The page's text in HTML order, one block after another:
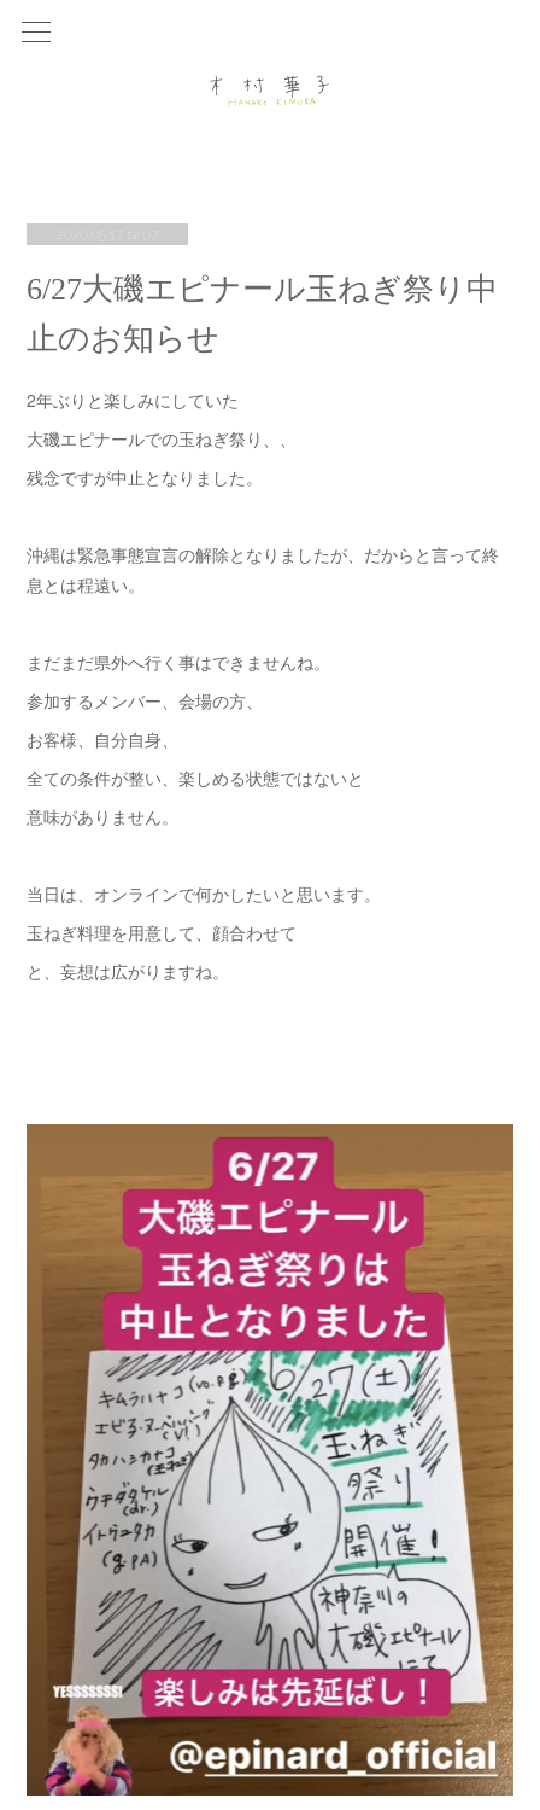
6/27大磯エピナール玉ねぎ祭り中
止のお知らせ
2年ぶりと楽しみにしていた
大磯エピナールでの玉ねぎ祭り、、
残念ですが中止となりました。
沖縄は緊急事態宣言の解除となりましたが、だからと言って終
息とは程遠い。
まだまだ県外へ行く事はできませんね。
参加するメンバー、会場の方、
お客様、自分自身、
全ての条件が整い、楽しめる状態ではないと
意味がありません。
当日は、オンラインで何かしたいと思います。
玉ねぎ料理を用意して、顔合わせて
と、妄想は広がりますね。